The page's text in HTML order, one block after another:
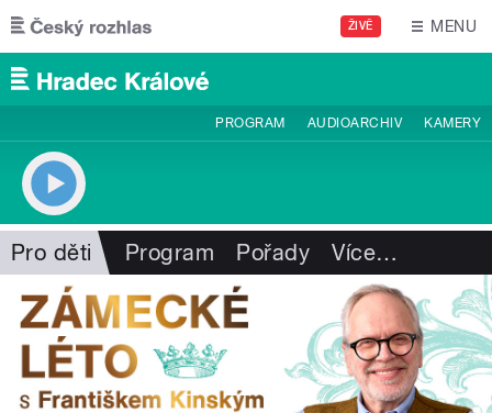
Přejít k hlavnímu obsahu
ŽIVĚ MENU
PROGRAM AUDIOARCHIV KAMERY
Pro děti Program Pořady Více…